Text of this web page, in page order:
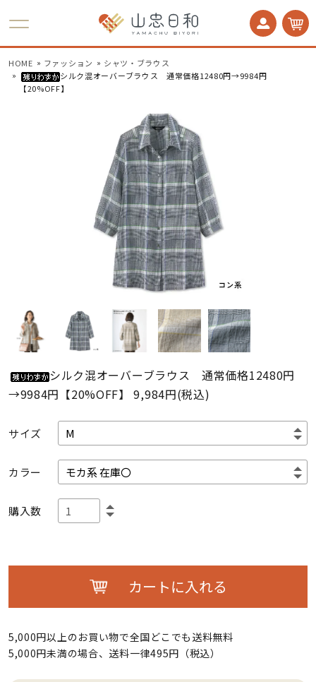
HOME ファッション
シャツ・ブラウス
シルク混オーバーブラウス 通常価格12480円→9984円
【20%OFF】
シルク混オーバーブラウス 通常価格12480円
→9984円【20%OFF】
9,984円(税込)
サイズ
カラー
購入数
カートに入れる
5,000円以上のお買い物で全国どこでも送料無料
5,000円未満の場合、送料一律495円（税込）